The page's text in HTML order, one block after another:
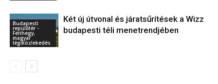
Budapesti
repülőtér -
Ferihegy,
magyar
légiközlekedés
Két új útvonal és járatsűrítések a Wizz
budapesti téli menetrendjében